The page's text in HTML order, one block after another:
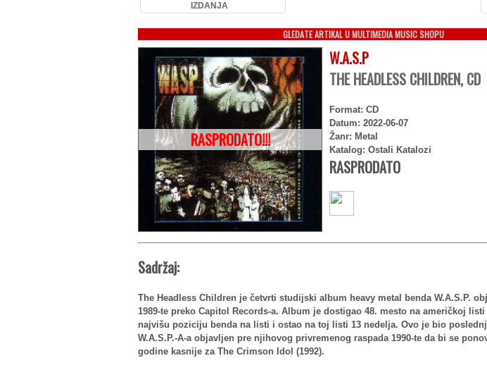
IZDANJA
GLEDATE ARTIKAL U MULTIMEDIA MUSIC SHOPU
RASPRODATO!!!
W.A.S.P
THE HEADLESS CHILDREN, CD
Format: CD
Datum: 2022-06-07
Žanr: Metal
Katalog: Ostali Katalozi
RASPRODATO
Sadržaj:
The Headless Children je četvrti studijski album heavy metal benda W.A.S.P.
1989-te preko Capitol Records-a. Album je dostigao 48. mesto na američkoj
najvišu poziciju benda na listi i ostao na toj listi 13 nedelja. Ovo je bio
W.A.S.P.-A-a objavljen pre njihovog privremenog raspada 1990-te da bi se
godine kasnije za The Crimson Idol (1992).